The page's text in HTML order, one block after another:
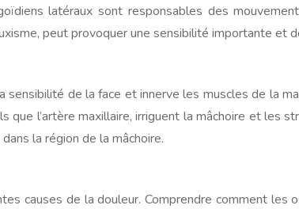
latéraux sont responsables des
peut provoquer une sensibilité importante et
sensibilité de la face et innerve les muscles de la
l’artère maxillaire, irriguent la mâchoire et les
la région de la mâchoire.
causes de la douleur. Comprendre comment les